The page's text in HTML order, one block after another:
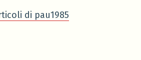
di pau1985